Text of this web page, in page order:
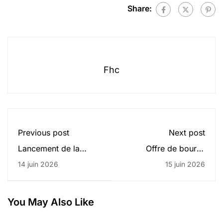
Share:
Fhc
Previous post
Lancement de la
via dual au profit des
placement en
présentiel au profit
14 juin 2026
Next post
Offre de bourse
Domaine Arts
15 juin 2026
You May Also Like